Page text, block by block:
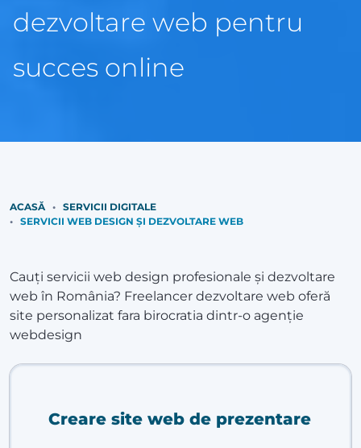
dezvoltare web pentru
succes online
ACASĂ
SERVICII DIGITALE
SERVICII WEB DESIGN ȘI DEZVOLTARE WEB
Cauți servicii web design profesionale și dezvoltare
web în România? Freelancer dezvoltare web oferă
site personalizat fara birocratia dintr-o agenție
webdesign
Creare site web de prezentare